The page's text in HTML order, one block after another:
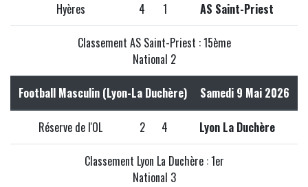
Hyères 4 1 AS Saint-Priest
Classement AS Saint-Priest : 15ème
National 2
Football Masculin (Lyon-La Duchère) Samedi 9 Mai 2026
Réserve de l'OL 2 4 Lyon La Duchère
Classement Lyon La Duchère : 1er
National 3